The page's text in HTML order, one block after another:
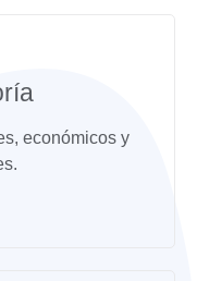
económicos y